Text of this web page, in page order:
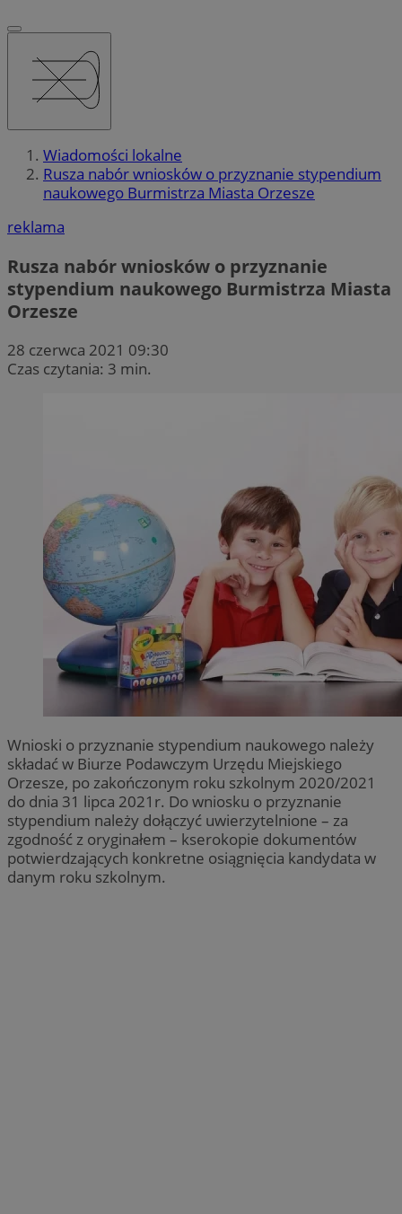
Wiadomości lokalne
Rusza nabór wniosków o przyznanie stypendium
naukowego Burmistrza Miasta Orzesze
reklama
Rusza nabór wniosków o przyznanie
stypendium naukowego Burmistrza Miasta
Orzesze
28 czerwca 2021 09:30
Czas czytania: 3 min.
Wnioski o przyznanie stypendium naukowego należy
składać w Biurze Podawczym Urzędu Miejskiego
Orzesze, po zakończonym roku szkolnym 2020/2021
do dnia 31 lipca 2021r. Do wniosku o przyznanie
stypendium należy dołączyć uwierzytelnione – za
zgodność z oryginałem – kserokopie dokumentów
potwierdzających konkretne osiągnięcia kandydata w
danym roku szkolnym.